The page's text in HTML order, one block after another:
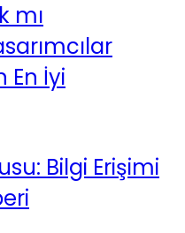
mı
En İyi
Bilgi Erişimi